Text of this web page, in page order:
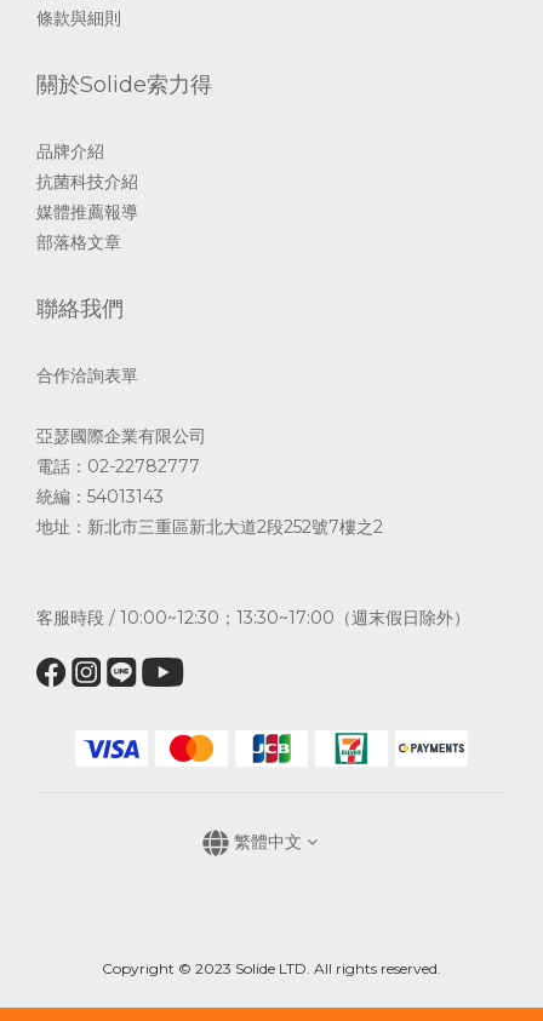
條款與細則
關於Solide索力得
品牌介紹
抗菌科技介紹
媒體推薦報導
部落格文章
聯絡我們
合作洽詢表單
亞瑟國際企業有限公司
電話：02-22782777
統編：54013143
地址：新北市三重區新北大道2段252號7樓之2
客服時段 / 10:00~12:30；13:30~17:00（週末假日除外）
繁體中文
Copyright © 2023 Solide LTD. All rights reserved.